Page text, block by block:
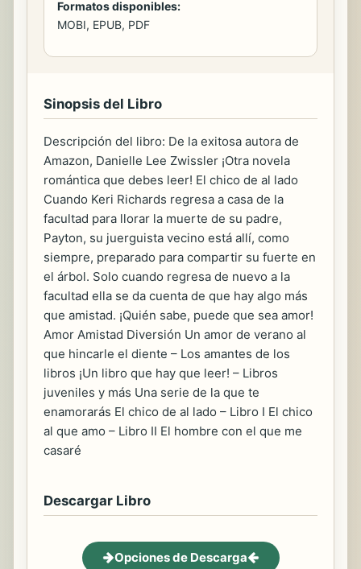
Formatos disponibles:
MOBI, EPUB, PDF
Sinopsis del Libro
Descripción del libro: De la exitosa autora de
Amazon, Danielle Lee Zwissler ¡Otra novela
romántica que debes leer! El chico de al lado
Cuando Keri Richards regresa a casa de la
facultad para llorar la muerte de su padre,
Payton, su juerguista vecino está allí, como
siempre, preparado para compartir su fuerte en
el árbol. Solo cuando regresa de nuevo a la
facultad ella se da cuenta de que hay algo más
que amistad. ¡Quién sabe, puede que sea amor!
Amor Amistad Diversión Un amor de verano al
que hincarle el diente – Los amantes de los
libros ¡Un libro que hay que leer! – Libros
juveniles y más Una serie de la que te
enamorarás El chico de al lado – Libro I El chico
al que amo – Libro II El hombre con el que me
casaré
Descargar Libro
Opciones de Descarga